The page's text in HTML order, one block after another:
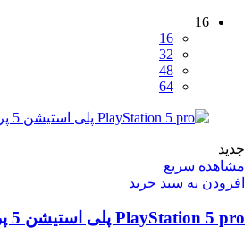
16
16
32
48
64
جدید
مشاهده سریع
افزودن به سبد خرید
PlayStation 5 pro پلی استیشن 5 پرو